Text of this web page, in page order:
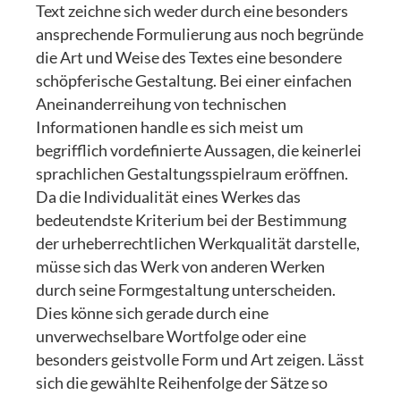
Text zeichne sich weder durch eine besonders
ansprechende Formulierung aus noch begründe
die Art und Weise des Textes eine besondere
schöpferische Gestaltung. Bei einer einfachen
Aneinanderreihung von technischen
Informationen handle es sich meist um
begrifflich vordefinierte Aussagen, die keinerlei
sprachlichen Gestaltungsspielraum eröffnen.
Da die Individualität eines Werkes das
bedeutendste Kriterium bei der Bestimmung
der urheberrechtlichen Werkqualität darstelle,
müsse sich das Werk von anderen Werken
durch seine Formgestaltung unterscheiden.
Dies könne sich gerade durch eine
unverwechselbare Wortfolge oder eine
besonders geistvolle Form und Art zeigen. Lässt
sich die gewählte Reihenfolge der Sätze so